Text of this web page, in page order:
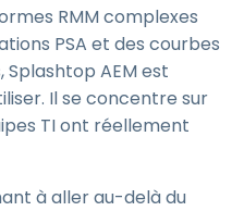
RMM complexes
PSA et des courbes
AEM est
Il se concentre sur
TI ont réellement
à aller au-delà du